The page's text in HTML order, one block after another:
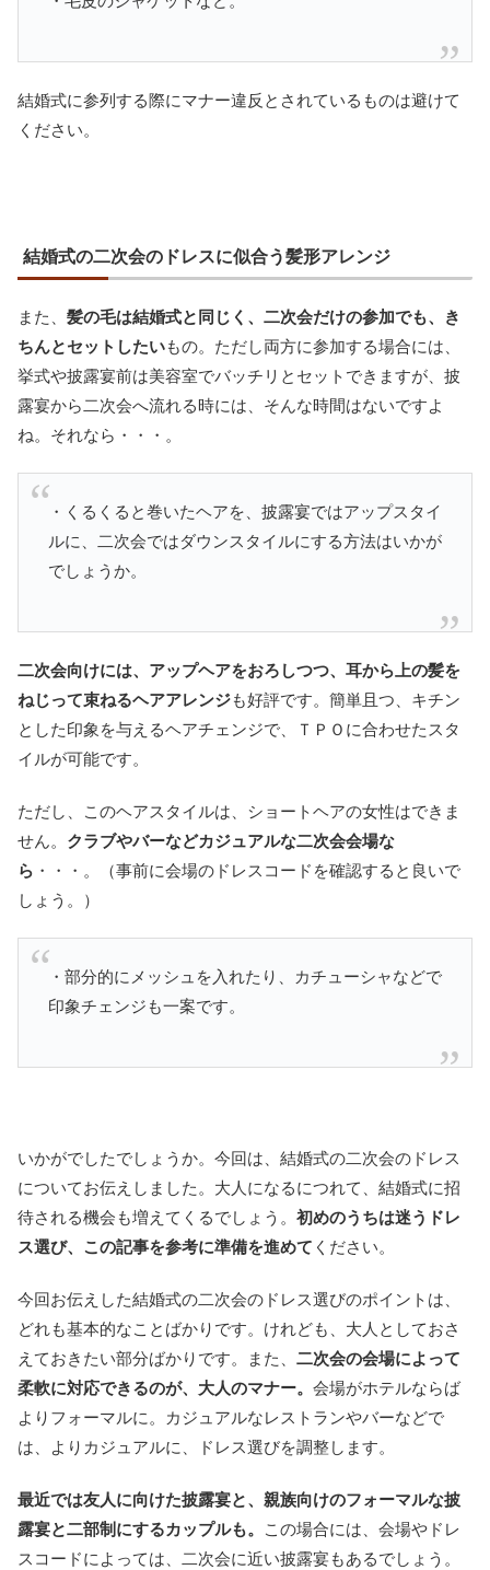
結婚式に参列する際にマナー違反とされているものは避けて
ください。
結婚式の二次会のドレスに似合う髪形アレンジ
また、 髪の毛は結婚式と同じく、二次会だけの参加でも、き
ちんとセットしたいもの。ただし両方に参加する場合には、
挙式や披露宴前は美容室でバッチリとセットできますが、披
露宴から二次会へ流れる時には、そんな時間はないですよ
ね。それなら・・・。
・くるくると巻いたヘアを、披露宴ではアップスタイ
ルに、二次会ではダウンスタイルにする方法はいかが
でしょうか。
二次会向けには、アップヘアをおろしつつ、耳から上の髪を
ねじって束ねるヘアアレンジも好評です。簡単且つ、キチン
とした印象を与えるヘアチェンジで、ＴＰＯに合わせたスタ
イルが可能です。
ただし、このヘアスタイルは、ショートヘアの女性はできま
せん。 クラブやバーなどカジュアルな二次会会場な
ら ・・・。（事前に会場のドレスコードを確認すると良いで
しょう。）
・部分的にメッシュを入れたり、カチューシャなどで
印象チェンジも一案です。
いかがでしたでしょうか。今回は、結婚式の二次会のドレス
についてお伝えしました。大人になるにつれて、結婚式に招
待される機会も増えてくるでしょう。 初めのうちは迷うドレ
ス選び、この記事を参考に準備を進めて ください。
今回お伝えした結婚式の二次会のドレス選びのポイントは、
どれも基本的なことばかりです。けれども、大人としておさ
えておきたい部分ばかりです。また、 二次会の会場によって
柔軟に対応できるのが、大人のマナー。 会場がホテルならば
よりフォーマルに。カジュアルなレストランやバーなどで
は、よりカジュアルに、ドレス選びを調整します。
最近では友人に向けた披露宴と、親族向けのフォーマルな披
露宴と二部制にするカップルも。
この場合には、会場やドレ
スコードによっては、二次会に近い披露宴もあるでしょう。